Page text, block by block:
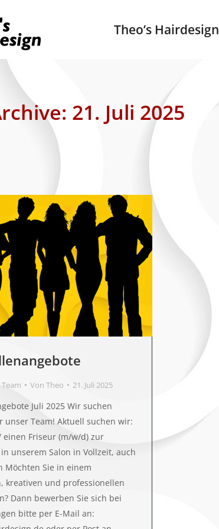
Theo’s Hairdesign
21. Juli 2025
Team Von Theo 21. Juli 2025
Juli 2025 Wir suchen
unser Team! Aktuell suchen wir:
einen Friseur (m/w/d) zur
unserem Salon in Vollzeit, auch
Möchten Sie in einem
kreativen und professionellen
Dann bewerben Sie sich bei
bitte per E-Mail an:
Theo’s Hairdesign